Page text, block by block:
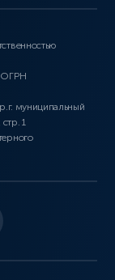
ОГРН
муниципальный
1